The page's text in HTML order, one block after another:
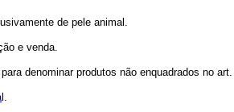
de pele animal.
e venda.
denominar produtos não enquadrados no art.
l.